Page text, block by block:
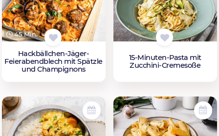
45 Min.
Hackbällchen-Jäger-
Feierabendblech mit Spätzle
und Champignons
15-Minuten-Pasta mit
Zucchini-Cremesoße